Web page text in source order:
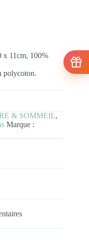
x 11cm, 100%
polycoton.
& SOMMEIL,
Marque :